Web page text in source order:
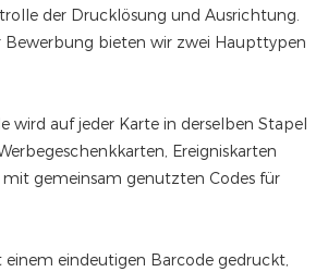
der Drucklösung und Ausrichtung.
Bewerbung bieten wir zwei Haupttypen
wird auf jeder Karte in derselben Stapel
Ereigniskarten
gemeinsam genutzten Codes für
eindeutigen Barcode gedruckt,